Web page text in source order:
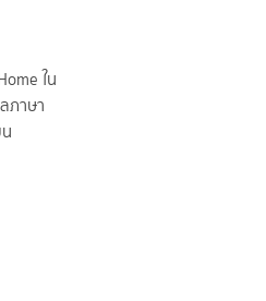
ใน
ภาษา